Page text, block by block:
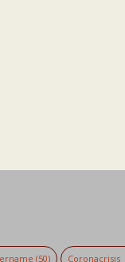
(50) Coronacrisis